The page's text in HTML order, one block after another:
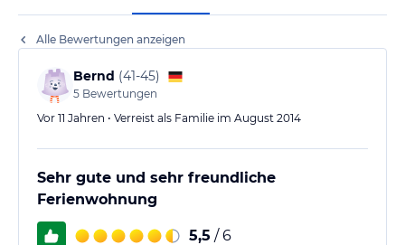
Alle Bewertungen anzeigen
Bernd (41-45)
5 Bewertungen
Vor 11 Jahren • Verreist als Familie im August 2014
Sehr gute und sehr freundliche
Ferienwohnung
5,5 / 6